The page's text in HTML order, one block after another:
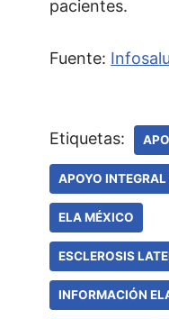
pacientes.
Fuente:
Etiquetas:
APOYO
ELA MÉXICO
ESCLEROSIS
INFORMACIÓN